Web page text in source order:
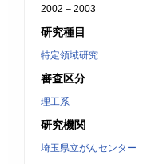
2002 – 2003
研究種目
特定領域研究
審査区分
理工系
研究機関
埼玉県立がんセンター